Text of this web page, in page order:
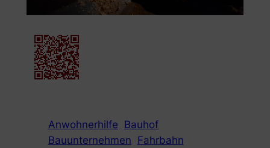
Anwohnerhilfe Bauhof
Bauunternehmen Fahrbahn